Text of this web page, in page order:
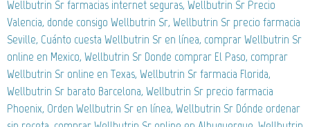
Wellbutrin Sr farmacias internet seguras, Wellbutrin Sr Precio
Valencia, donde consigo Wellbutrin Sr, Wellbutrin Sr precio farmacia
Seville, Cuánto cuesta Wellbutrin Sr en línea, comprar Wellbutrin Sr
online en Mexico, Wellbutrin Sr Donde comprar El Paso, comprar
Wellbutrin Sr online en Texas, Wellbutrin Sr farmacia Florida,
Wellbutrin Sr barato Barcelona, Wellbutrin Sr precio farmacia
Phoenix, Orden Wellbutrin Sr en línea, Wellbutrin Sr Dónde ordenar